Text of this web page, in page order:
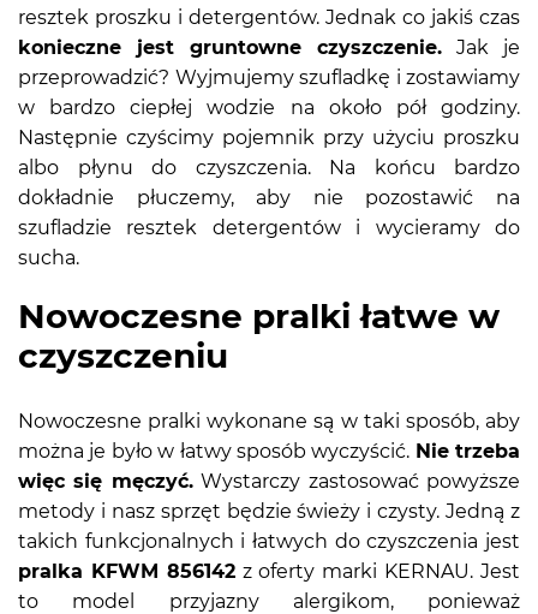
resztek proszku i detergentów. Jednak co jakiś czas
konieczne jest gruntowne czyszczenie. Jak je
przeprowadzić? Wyjmujemy szufladkę i zostawiamy
w bardzo ciepłej wodzie na około pół godziny.
Następnie czyścimy pojemnik przy użyciu proszku
albo płynu do czyszczenia. Na końcu bardzo
dokładnie płuczemy, aby nie pozostawić na
szufladzie resztek detergentów i wycieramy do
sucha.
Nowoczesne pralki łatwe w
czyszczeniu
Nowoczesne pralki wykonane są w taki sposób, aby
można je było w łatwy sposób wyczyścić. Nie trzeba
więc się męczyć.Wystarczy zastosować powyższe
metody i nasz sprzęt będzie świeży i czysty. Jedną z
takich funkcjonalnych i łatwych do czyszczenia jest
pralka KFWM 856142z oferty marki KERNAU. Jest
to model przyjazny alergikom, ponieważ